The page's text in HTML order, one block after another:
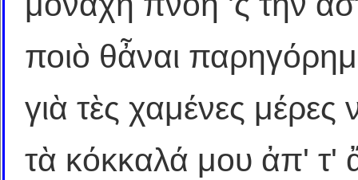
ποιὸ θἆναι
γιὰ τὲς χαμένες μέρες
τὰ κόκκαλά μου ἀπ' τ'